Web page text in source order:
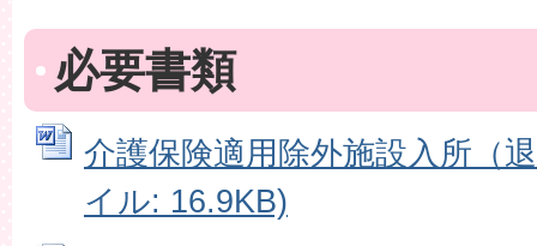
必要書類
介護保険適用除外施設入所（
イル: 16.9KB)